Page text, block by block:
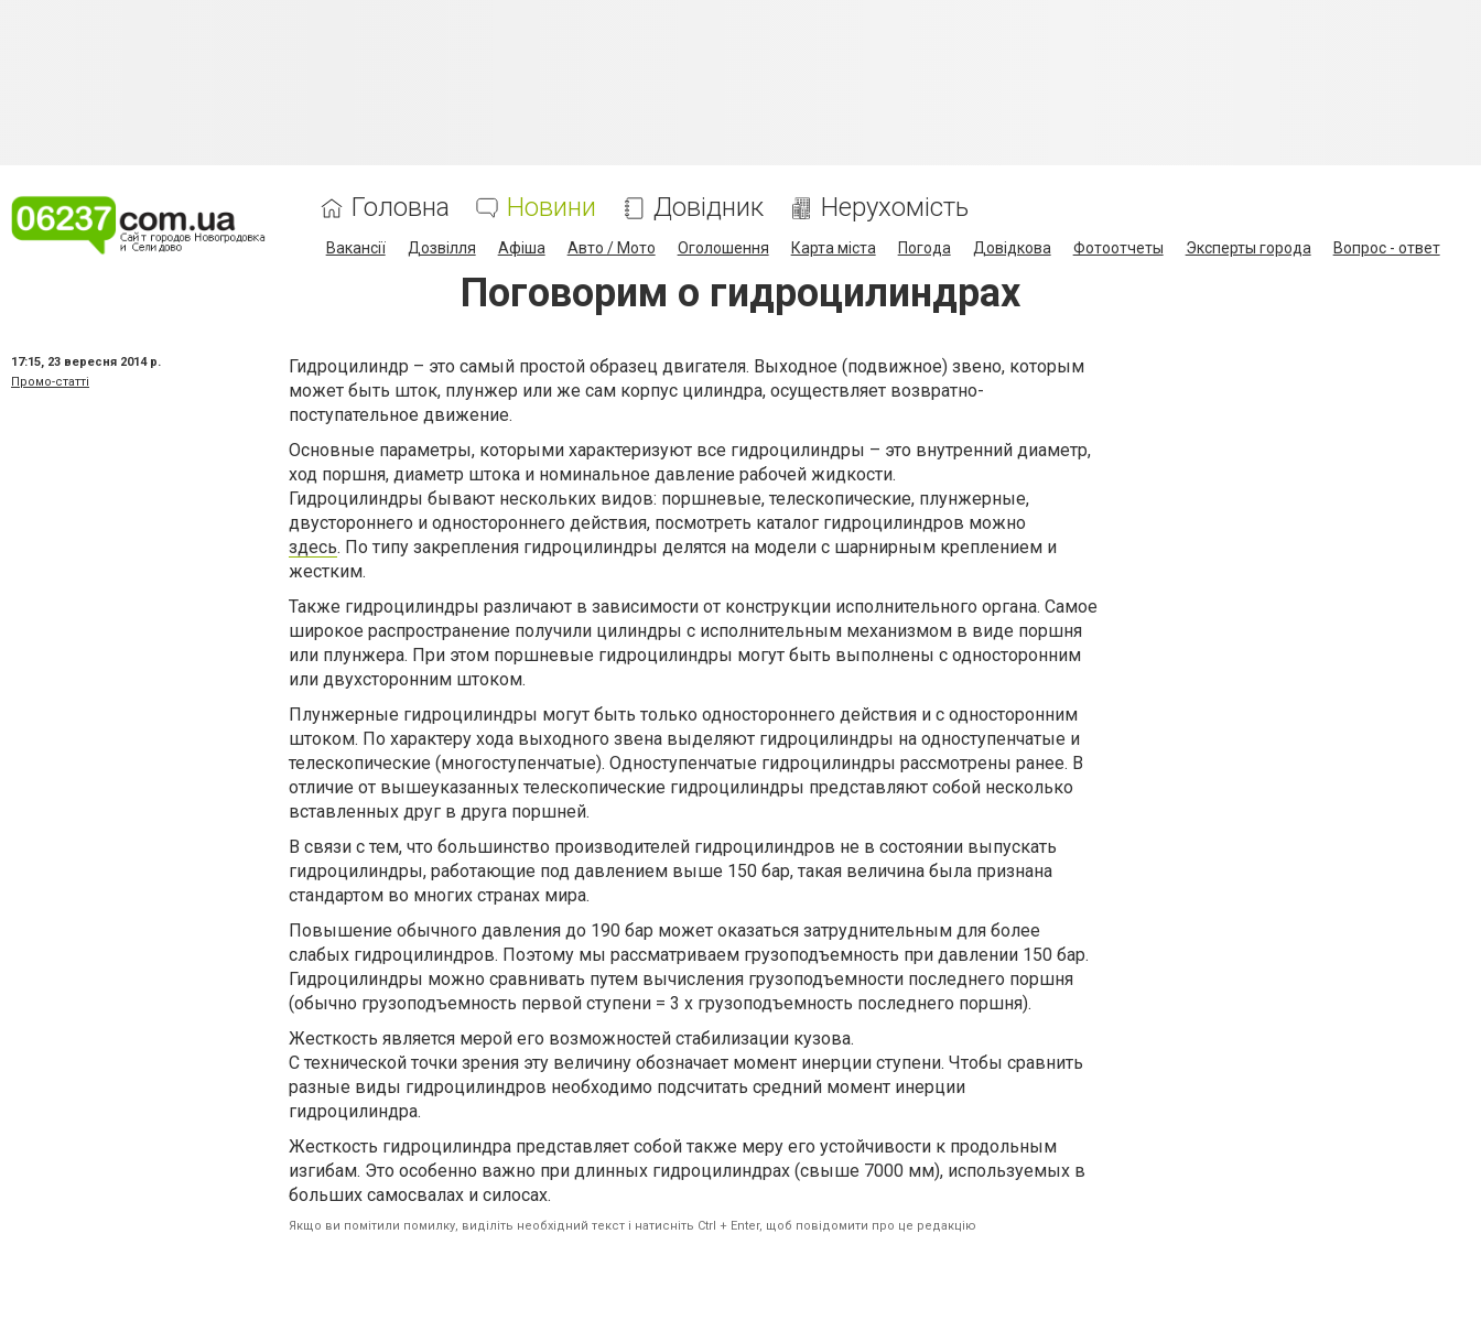
Головна Новини Довідник Нерухомість
Вакансії Дозвілля Афіша Авто / Мото Оголошення Карта міста Погода Довідкова Фотоотчеты Эксперты города Вопрос - ответ
Поговорим о гидроцилиндрах
17:15, 23 вересня 2014 р.
Промо-статті
Гидроцилиндр – это самый простой образец двигателя. Выходное (подвижное) звено, которым
может быть шток, плунжер или же сам корпус цилиндра, осуществляет возвратно-
поступательное движение.
Основные параметры, которыми характеризуют все гидроцилиндры – это внутренний диаметр,
ход поршня, диаметр штока и номинальное давление рабочей жидкости.
Гидроцилиндры бывают нескольких видов: поршневые, телескопические, плунжерные,
двустороннего и одностороннего действия, посмотреть каталог гидроцилиндров можно
здесь. По типу закрепления гидроцилиндры делятся на модели с шарнирным креплением и
жестким.
Также гидроцилиндры различают в зависимости от конструкции исполнительного органа. Самое
широкое распространение получили цилиндры с исполнительным механизмом в виде поршня
или плунжера. При этом поршневые гидроцилиндры могут быть выполнены с односторонним
или двухсторонним штоком.
Плунжерные гидроцилиндры могут быть только одностороннего действия и с односторонним
штоком. По характеру хода выходного звена выделяют гидроцилиндры на одноступенчатые и
телескопические (многоступенчатые). Одноступенчатые гидроцилиндры рассмотрены ранее. В
отличие от вышеуказанных телескопические гидроцилиндры представляют собой несколько
вставленных друг в друга поршней.
В связи с тем, что большинство производителей гидроцилиндров не в состоянии выпускать
гидроцилиндры, работающие под давлением выше 150 бар, такая величина была признана
стандартом во многих странах мира.
Повышение обычного давления до 190 бар может оказаться затруднительным для более
слабых гидроцилиндров. Поэтому мы рассматриваем грузоподъемность при давлении 150 бар.
Гидроцилиндры можно сравнивать путем вычисления грузоподъемности последнего поршня
(обычно грузоподъемность первой ступени = 3 х грузоподъемность последнего поршня).
Жесткость является мерой его возможностей стабилизации кузова.
С технической точки зрения эту величину обозначает момент инерции ступени. Чтобы сравнить
разные виды гидроцилиндров необходимо подсчитать средний момент инерции
гидроцилиндра.
Жесткость гидроцилиндра представляет собой также меру его устойчивости к продольным
изгибам. Это особенно важно при длинных гидроцилиндрах (свыше 7000 мм), используемых в
больших самосвалах и силосах.
Якщо ви помітили помилку, виділіть необхідний текст і натисніть Ctrl + Enter, щоб повідомити про це редакцію